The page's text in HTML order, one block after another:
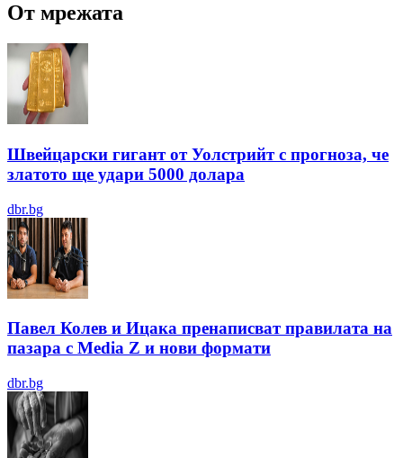
От мрежата
Швейцарски гигант от Уолстрийт с прогноза, че
златото ще удари 5000 долара
dbr.bg
Павел Колев и Ицака пренаписват правилата на
пазара с Media Z и нови формати
dbr.bg